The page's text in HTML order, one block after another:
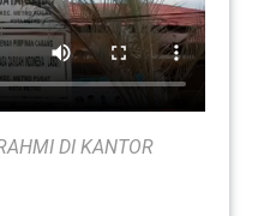
DI KANTOR